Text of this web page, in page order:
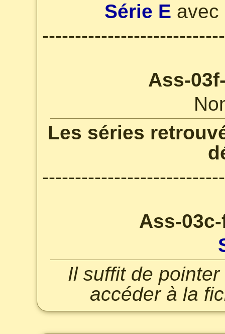
Série E
Ass-
Les séries
Ass-
Il suffit de
accéder à la